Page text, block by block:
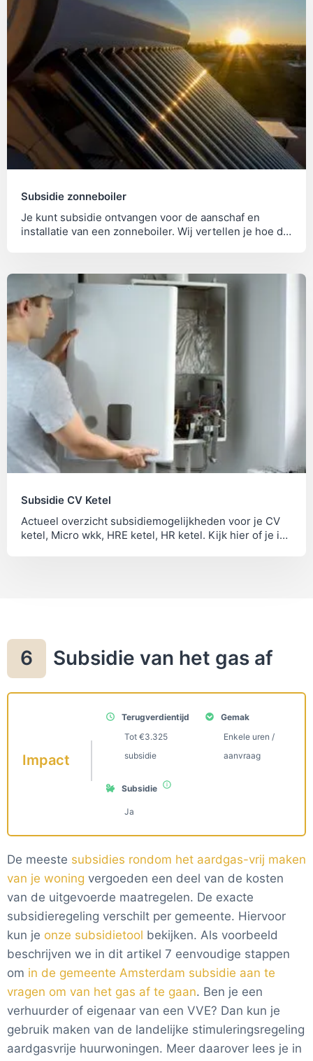
Subsidie zonneboiler
Je kunt subsidie ontvangen voor de aanschaf en
installatie van een zonneboiler. Wij vertellen je hoe dit
Subsidie CV Ketel
Actueel overzicht subsidiemogelijkheden voor je CV
ketel, Micro wkk, HRE ketel, HR ketel. Kijk hier of je in
6 Subsidie van het gas af
Impact
Terugverdientijd
Tot €3.325
subsidie
Gemak
Enkele uren /
aanvraag
Subsidie
Ja
De meeste subsidies rondom het aardgas-vrij maken
van je woning vergoeden een deel van de kosten
van de uitgevoerde maatregelen. De exacte
subsidieregeling verschilt per gemeente. Hiervoor
kun je onze subsidietool bekijken. Als voorbeeld
beschrijven we in dit artikel 7 eenvoudige stappen
om in de gemeente Amsterdam subsidie aan te
vragen om van het gas af te gaan. Ben je een
verhuurder of eigenaar van een VVE? Dan kun je
gebruik maken van de landelijke stimuleringsregeling
aardgasvrije huurwoningen. Meer daarover lees je in